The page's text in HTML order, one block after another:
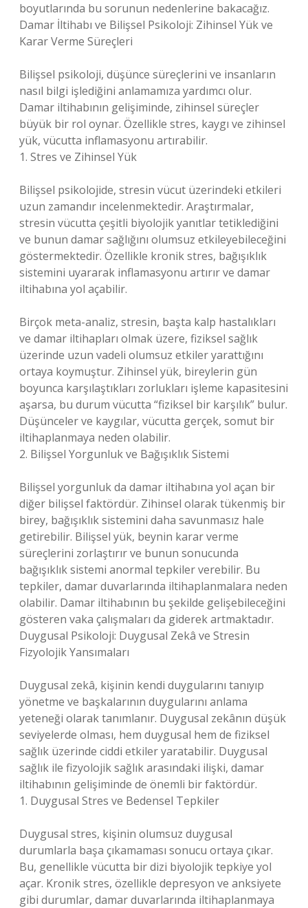
boyutlarında bu sorunun nedenlerine bakacağız.
Damar İltihabı ve Bilişsel Psikoloji: Zihinsel Yük ve
Karar Verme Süreçleri
Bilişsel psikoloji, düşünce süreçlerini ve insanların
nasıl bilgi işlediğini anlamamıza yardımcı olur.
Damar iltihabının gelişiminde, zihinsel süreçler
büyük bir rol oynar. Özellikle stres, kaygı ve zihinsel
yük, vücutta inflamasyonu artırabilir.
1. Stres ve Zihinsel Yük
Bilişsel psikolojide, stresin vücut üzerindeki etkileri
uzun zamandır incelenmektedir. Araştırmalar,
stresin vücutta çeşitli biyolojik yanıtlar tetiklediğini
ve bunun damar sağlığını olumsuz etkileyebileceğini
göstermektedir. Özellikle kronik stres, bağışıklık
sistemini uyararak inflamasyonu artırır ve damar
iltihabına yol açabilir.
Birçok meta-analiz, stresin, başta kalp hastalıkları
ve damar iltihapları olmak üzere, fiziksel sağlık
üzerinde uzun vadeli olumsuz etkiler yarattığını
ortaya koymuştur. Zihinsel yük, bireylerin gün
boyunca karşılaştıkları zorlukları işleme kapasitesini
aşarsa, bu durum vücutta “fiziksel bir karşılık” bulur.
Düşünceler ve kaygılar, vücutta gerçek, somut bir
iltihaplanmaya neden olabilir.
2. Bilişsel Yorgunluk ve Bağışıklık Sistemi
Bilişsel yorgunluk da damar iltihabına yol açan bir
diğer bilişsel faktördür. Zihinsel olarak tükenmiş bir
birey, bağışıklık sistemini daha savunmasız hale
getirebilir. Bilişsel yük, beynin karar verme
süreçlerini zorlaştırır ve bunun sonucunda
bağışıklık sistemi anormal tepkiler verebilir. Bu
tepkiler, damar duvarlarında iltihaplanmalara neden
olabilir. Damar iltihabının bu şekilde gelişebileceğini
gösteren vaka çalışmaları da giderek artmaktadır.
Duygusal Psikoloji: Duygusal Zekâ ve Stresin
Fizyolojik Yansımaları
Duygusal zekâ, kişinin kendi duygularını tanıyıp
yönetme ve başkalarının duygularını anlama
yeteneği olarak tanımlanır. Duygusal zekânın düşük
seviyelerde olması, hem duygusal hem de fiziksel
sağlık üzerinde ciddi etkiler yaratabilir. Duygusal
sağlık ile fizyolojik sağlık arasındaki ilişki, damar
iltihabının gelişiminde de önemli bir faktördür.
1. Duygusal Stres ve Bedensel Tepkiler
Duygusal stres, kişinin olumsuz duygusal
durumlarla başa çıkamaması sonucu ortaya çıkar.
Bu, genellikle vücutta bir dizi biyolojik tepkiye yol
açar. Kronik stres, özellikle depresyon ve anksiyete
gibi durumlar, damar duvarlarında iltihaplanmaya